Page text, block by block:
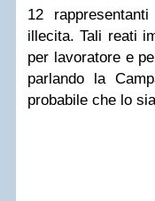
12
illecita. Tali reati
per lavoratore e
parlando la
probabile che lo